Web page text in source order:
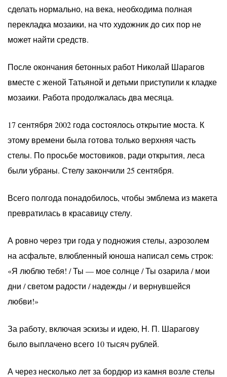
сделать нормально, на века, необходима полная
перекладка мозаики, на что художник до сих пор не
может найти средств.
После окончания бетонных работ Николай Шарагов
вместе с женой Татьяной и детьми приступили к кладке
мозаики. Работа продолжалась два месяца.
17 сентября 2002 года состоялось открытие моста. К
этому времени была готова только верхняя часть
стелы. По просьбе мостовиков, ради открытия, леса
были убраны. Стелу закончили 25 сентября.
Всего полгода понадобилось, чтобы эмблема из макета
превратилась в красавицу стелу.
А ровно через три года у подножия стелы, аэрозолем
на асфальте, влюбленный юноша написал семь строк:
«Я люблю тебя! / Ты — мое солнце / Ты озарила / мои
дни / светом радости / надежды / и вернувшейся
любви!»
За работу, включая эскизы и идею, Н. П. Шарагову
было выплачено всего 10 тысяч рублей.
А через несколько лет за бордюр из камня возле стелы